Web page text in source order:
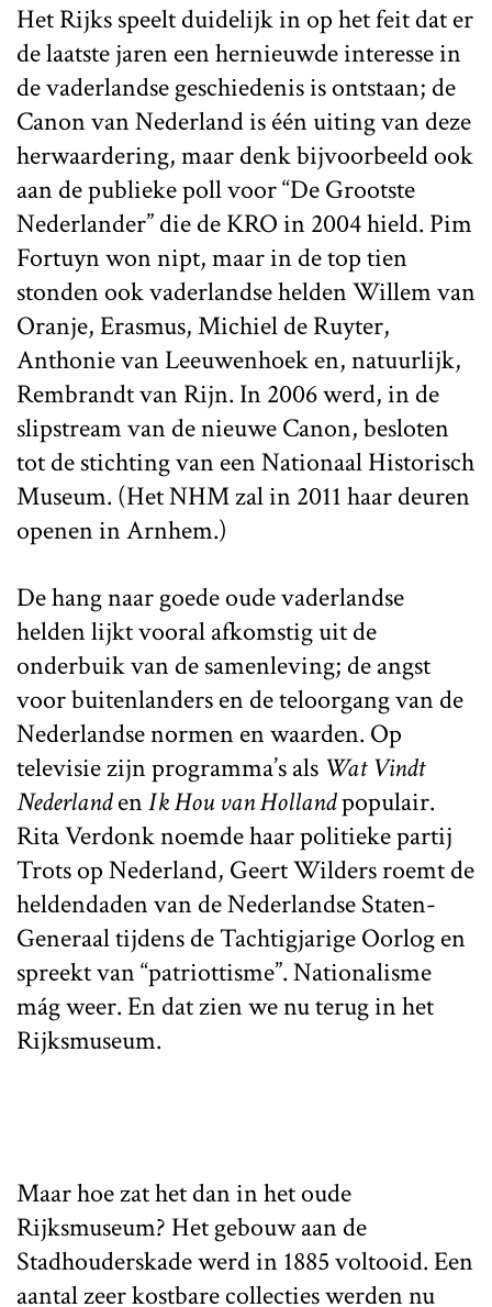
Het Rijks speelt duidelijk in op het feit dat er
de laatste jaren een hernieuwde interesse in
de vaderlandse geschiedenis is ontstaan; de
Canon van Nederland is één uiting van deze
herwaardering, maar denk bijvoorbeeld ook
aan de publieke poll voor “De Grootste
Nederlander” die de KRO in 2004 hield. Pim
Fortuyn won nipt, maar in de top tien
stonden ook vaderlandse helden Willem van
Oranje, Erasmus, Michiel de Ruyter,
Anthonie van Leeuwenhoek en, natuurlijk,
Rembrandt van Rijn. In 2006 werd, in de
slipstream van de nieuwe Canon, besloten
tot de stichting van een Nationaal Historisch
Museum. (Het NHM zal in 2011 haar deuren
openen in Arnhem.)
De hang naar goede oude vaderlandse
helden lijkt vooral afkomstig uit de
onderbuik van de samenleving; de angst
voor buitenlanders en de teloorgang van de
Nederlandse normen en waarden. Op
televisie zijn programma’s als Wat Vindt
NederlandenIk Hou van Hollandpopulair.
Rita Verdonk noemde haar politieke partij
Trots op Nederland, Geert Wilders roemt de
heldendaden van de Nederlandse Staten-
Generaal tijdens de Tachtigjarige Oorlog en
spreekt van “patriottisme”. Nationalisme
mág weer. En dat zien we nu terug in het
Rijksmuseum.
Maar hoe zat het dan in het oude
Rijksmuseum? Het gebouw aan de
Stadhouderskade werd in 1885 voltooid. Een
aantal zeer kostbare collecties werden nu